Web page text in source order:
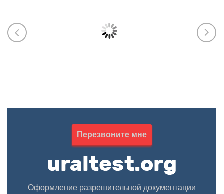
оборудование, СБКТС, СРО, лицензии,
Перезвоните мне
Оформление разрешительной документации